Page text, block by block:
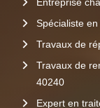
Spécialiste
Travaux de
Travaux de
40240
Expert en